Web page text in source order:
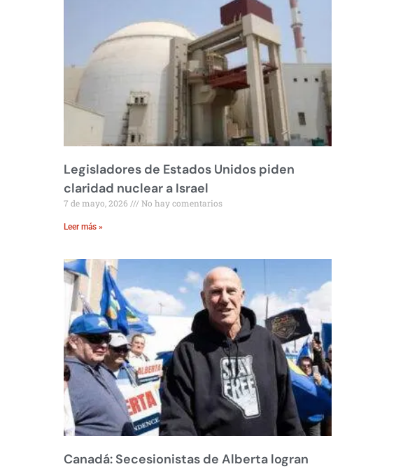
Legisladores de Estados Unidos piden
claridad nuclear a Israel
7 de mayo, 2026 No hay comentarios
Leer más »
Canadá: Secesionistas de Alberta logran